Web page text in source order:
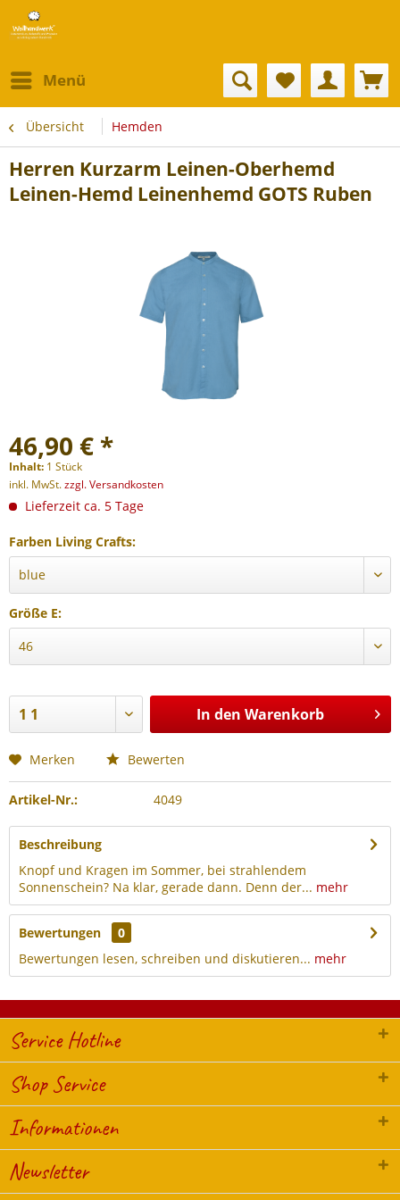
Menü
Übersicht Hemden
Herren Kurzarm Leinen-Oberhemd
Leinen-Hemd Leinenhemd GOTS Ruben
46,90 € *
Inhalt: 1 Stück
inkl. MwSt.zzgl. Versandkosten
Lieferzeit ca. 5 Tage
Farben Living Crafts:
Größe E:
In den Warenkorb
Merken Bewerten
Artikel-Nr.: 4049
Beschreibung
Knopf und Kragen im Sommer, bei strahlendem
Sonnenschein? Na klar, gerade dann. Denn der... mehr
Bewertungen
0
Bewertungen lesen, schreiben und diskutieren... mehr
Service Hotline
Shop Service
Informationen
Newsletter